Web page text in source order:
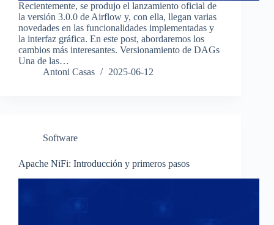
Recientemente, se produjo el lanzamiento oficial de
la versión 3.0.0 de Airflow y, con ella, llegan varias
novedades en las funcionalidades implementadas y
la interfaz gráfica. En este post, abordaremos los
cambios más interesantes. Versionamiento de DAGs
Una de las…
Antoni Casas
2025-06-12
Software
Apache NiFi: Introducción y primeros pasos